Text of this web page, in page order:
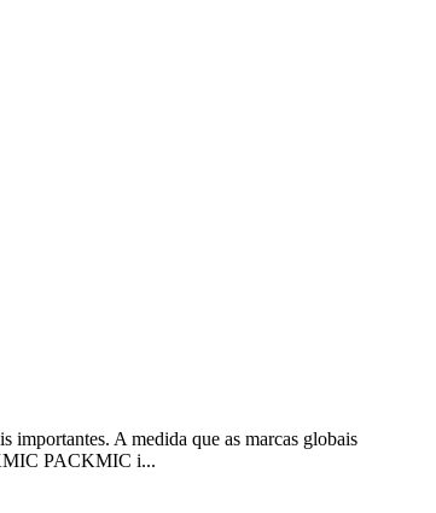
importantes. A medida que as marcas globais
PACKMIC i...